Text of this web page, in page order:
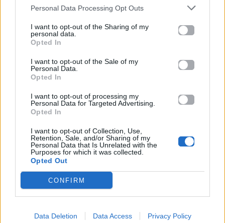
Personal Data Processing Opt Outs
I want to opt-out of the Sharing of my
personal data.
Opted In
I want to opt-out of the Sale of my
Personal Data.
Opted In
I want to opt-out of processing my
Personal Data for Targeted Advertising.
Opted In
I want to opt-out of Collection, Use,
Retention, Sale, and/or Sharing of my
Personal Data that Is Unrelated with the
Purposes for which it was collected.
Opted Out
CONFIRM
Data Deletion Data Access Privacy Policy
Για σχόλια, μηνύματα ή φωτογραφικό υλικό
σχετικά με τοMad.gr
Facebook, επικοινωνήστε μέσω